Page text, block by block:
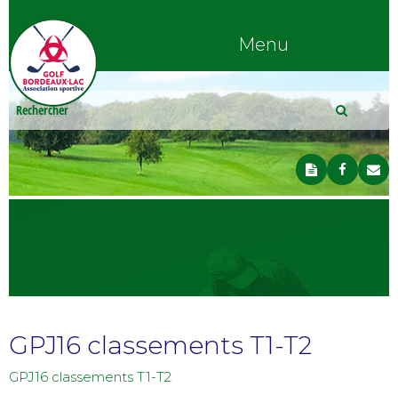
Menu
GPJ16 classements T1-T2
GPJ16 classements T1-T2